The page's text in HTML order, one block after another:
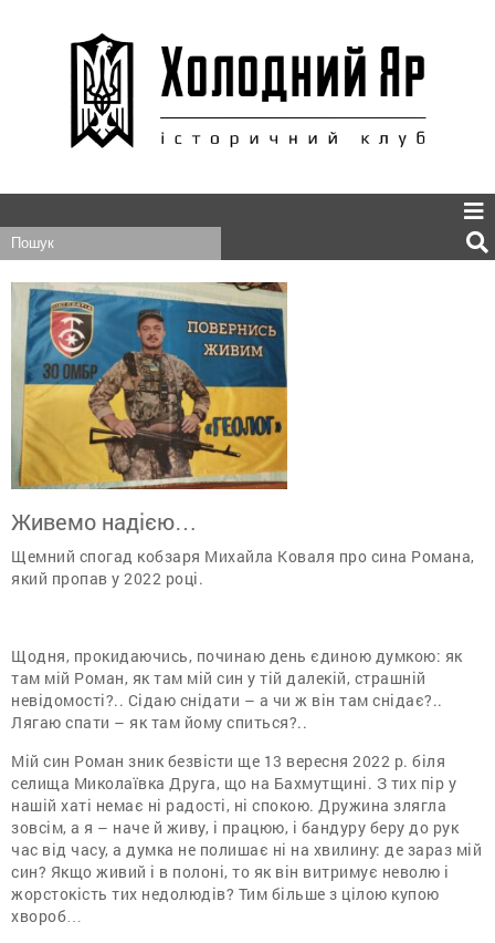
Живемо надією…
Щемний спогад кобзаря Михайла Коваля про сина Романа,
який пропав у 2022 році.
Щодня, прокидаючись, починаю день єдиною думкою: як
там мій Роман, як там мій син у тій далекій, страшній
невідомості?.. Сідаю снідати – а чи ж він там снідає?..
Лягаю спати – як там йому спиться?..
Мій син Роман зник безвісти ще 13 вересня 2022 р. біля
селища Миколаївка Друга, що на Бахмутщині. З тих пір у
нашій хаті немає ні радості, ні спокою. Дружина злягла
зовсім, а я – наче й живу, і працюю, і бандуру беру до рук
час від часу, а думка не полишає ні на хвилину: де зараз мій
син? Якщо живий і в полоні, то як він витримує неволю і
жорстокість тих недолюдів? Тим більше з цілою купою
хвороб…